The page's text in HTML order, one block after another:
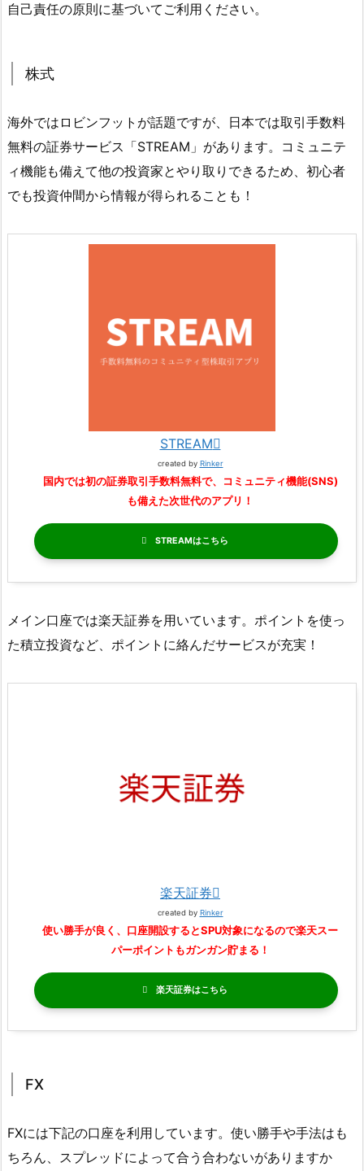
自己責任の原則に基づいてご利用ください。
株式
海外ではロビンフットが話題ですが、日本では取引手数料
無料の証券サービス「STREAM」があります。コミュニテ
ィ機能も備えて他の投資家とやり取りできるため、初心者
でも投資仲間から情報が得られることも！
STREAM
created by Rinker
国内では初の証券取引手数料無料で、コミュニティ機能(SNS)
も備えた次世代のアプリ！
STREAM
メイン口座では楽天証券を用いています。ポイントを使っ
た積立投資など、ポイントに絡んだサービスが充実！
楽天証券
created by Rinker
使い勝手が良く、口座開設するとSPU対象になるので楽天スー
パーポイントもガンガン貯まる！
楽天証券
FX
FXには下記の口座を利用しています。使い勝手や手法はも
ちろん、スプレッドによって合う合わないがありますか